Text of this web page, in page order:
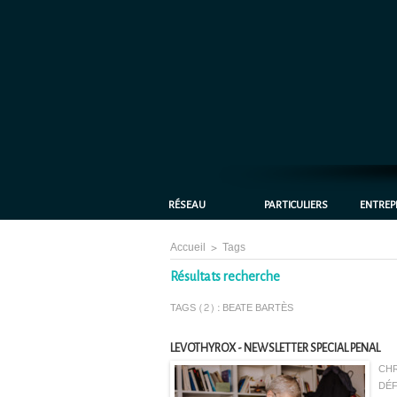
RÉSEAU PARTICULIERS
Accueil > Tags
Résultats recherche
TAGS (2) : BEATE BARTÈS
LEVOTHYROX - NEWSLETTER SPECIAL PENAL